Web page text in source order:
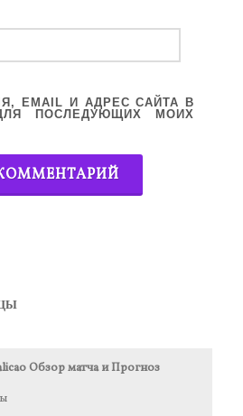
EMAIL И АДРЕС САЙТА В
ПОСЛЕДУЮЩИХ МОИХ
Обзор матча и Прогноз